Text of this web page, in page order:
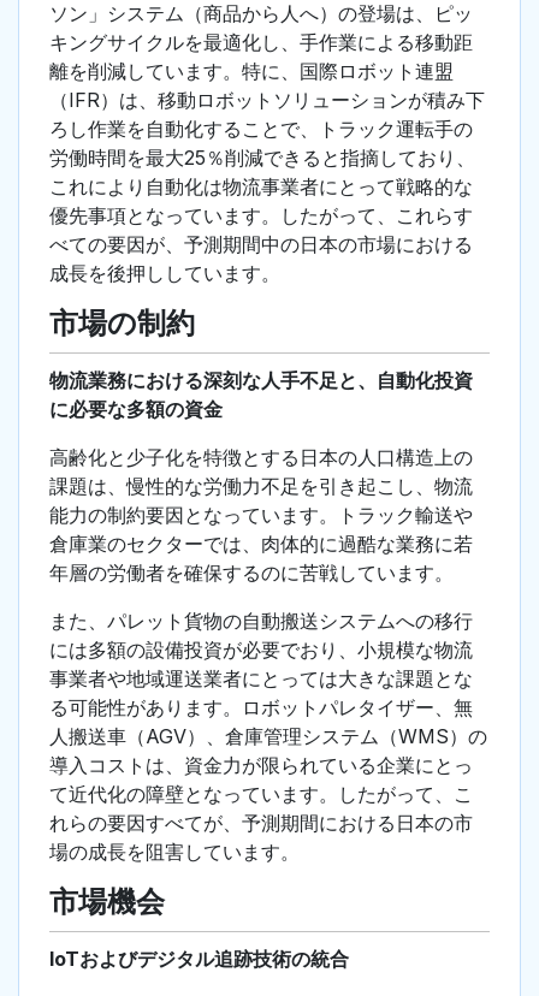
ソン」システム（商品から人へ）の登場は、ピッ
キングサイクルを最適化し、手作業による移動距
離を削減しています。特に、国際ロボット連盟
（IFR）は、移動ロボットソリューションが積み下
ろし作業を自動化することで、トラック運転手の
労働時間を最大25％削減できると指摘しており、
これにより自動化は物流事業者にとって戦略的な
優先事項となっています。したがって、これらす
べての要因が、予測期間中の日本の市場における
成長を後押ししています。
市場の制約
物流業務における深刻な人手不足と、自動化投資
に必要な多額の資金
高齢化と少子化を特徴とする日本の人口構造上の
課題は、慢性的な労働力不足を引き起こし、物流
能力の制約要因となっています。トラック輸送や
倉庫業のセクターでは、肉体的に過酷な業務に若
年層の労働者を確保するのに苦戦しています。
また、パレット貨物の自動搬送システムへの移行
には多額の設備投資が必要でおり、小規模な物流
事業者や地域運送業者にとっては大きな課題とな
る可能性があります。ロボットパレタイザー、無
人搬送車（AGV）、倉庫管理システム（WMS）の
導入コストは、資金力が限られている企業にとっ
て近代化の障壁となっています。したがって、こ
れらの要因すべてが、予測期間における日本の市
場の成長を阻害しています。
市場機会
IoTおよびデジタル追跡技術の統合